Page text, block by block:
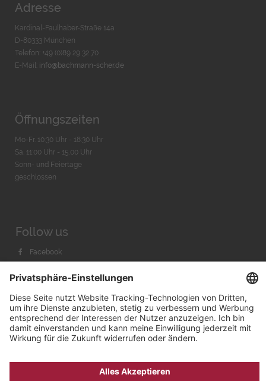
Adresse
Kardinal-Faulhaber-Straße 14a
D-80333 München
Telefon: +49 (0)89 29 32 70
E-Mail: info@bachmann-scher.de
Öffnungszeiten
Mo-Fr. 10:30 Uhr - 18:30 Uhr
Sa. 11:00 Uhr - 15.00 Uhr
Sonn- und Feiertage
geschlossen
Follow us
Facebook
Youtube